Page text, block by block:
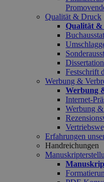
Qualität & Druck
Qualität
Festschrift
Werbung &
Werbung
Internet-
Werbung
Erfahrungen
Handreichungen